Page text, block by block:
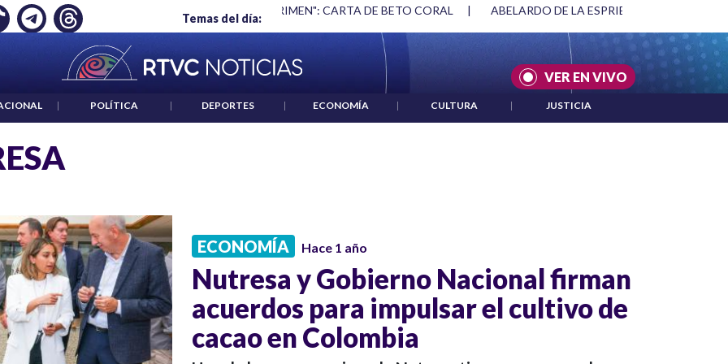
Temas del día:
EMPLEO: JP MORGAN "HABLAR NO ES UN CRIMEN": CARTA DE BETO CORAL | ABELARDO DE LA ESPRIELLA Y DMG
VER EN VIVO
| POLÍTICA | DEPORTES | ECONOMÍA | CULTURA | JUSTICIA
ECONOMÍA Hace 1 año
Nutresa y Gobierno Nacional firman
acuerdos para impulsar el cultivo de
cacao en Colombia